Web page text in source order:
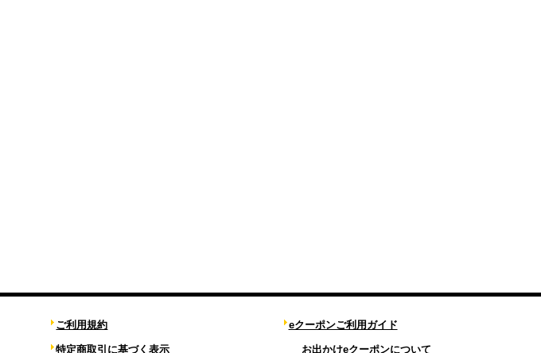
ご利用規約
特定商取引に基づく表示
eクーポンご利用ガイド
お出かけeクーポンについて